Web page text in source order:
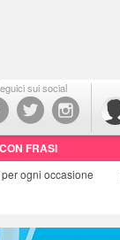
sui social
FRASI
per ogni occasione